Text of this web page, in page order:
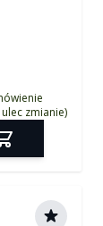
zmianie)